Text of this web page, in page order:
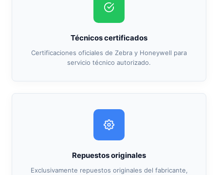
Técnicos certificados
Certificaciones oficiales de Zebra y Honeywell para
servicio técnico autorizado.
Repuestos originales
Exclusivamente repuestos originales del fabricante,